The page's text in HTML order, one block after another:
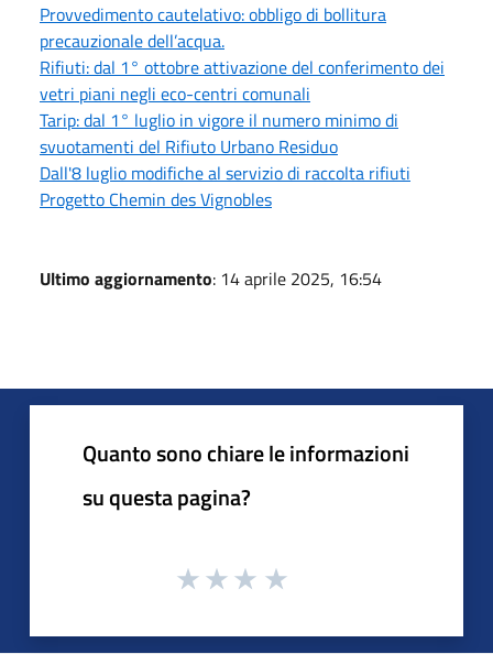
Provvedimento cautelativo: obbligo di bollitura
precauzionale dell’acqua.
Rifiuti: dal 1° ottobre attivazione del conferimento dei
vetri piani negli eco-centri comunali
Tarip: dal 1° luglio in vigore il numero minimo di
svuotamenti del Rifiuto Urbano Residuo
Dall'8 luglio modifiche al servizio di raccolta rifiuti
Progetto Chemin des Vignobles
Ultimo aggiornamento: 14 aprile 2025, 16:54
Quanto sono chiare le informazioni
su questa pagina?